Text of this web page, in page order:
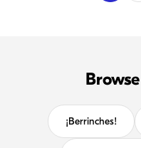
¡Berrinches!